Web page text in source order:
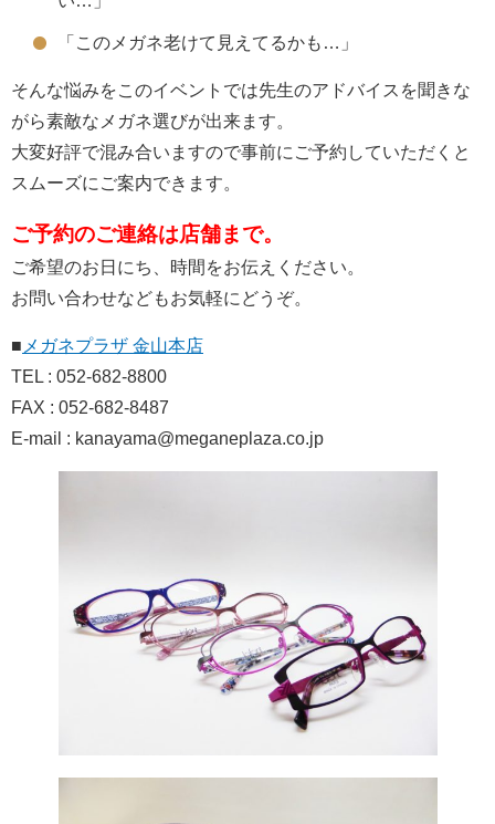
「このメガネ老けて見えてるかも…」
そんな悩みをこのイベントでは先生のアドバイスを聞きな
がら素敵なメガネ選びが出来ます。
大変好評で混み合いますので事前にご予約していただくと
スムーズにご案内できます。
ご予約のご連絡は店舗まで。
ご希望のお日にち、時間をお伝えください。
お問い合わせなどもお気軽にどうぞ。
■ メガネプラザ 金山本店
TEL : 052-682-8800
FAX : 052-682-8487
E-mail : kanayama@meganeplaza.co.jp